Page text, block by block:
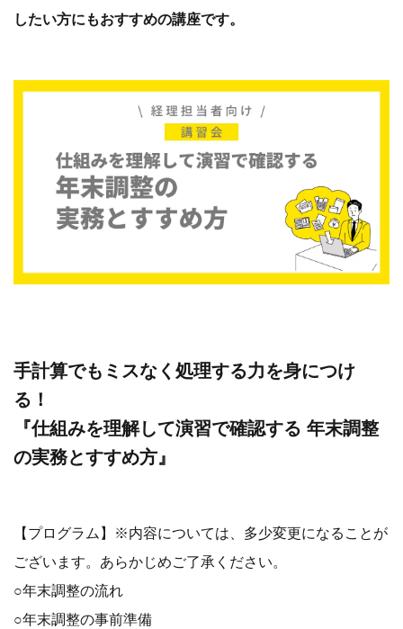
したい方にもおすすめの講座です。
手計算でもミスなく処理する力を身につけ
る！
『仕組みを理解して演習で確認する 年末調整
の実務とすすめ方』
【プログラム】※内容については、多少変更になることが
ございます。あらかじめご了承ください。
○年末調整の流れ
○年末調整の事前準備